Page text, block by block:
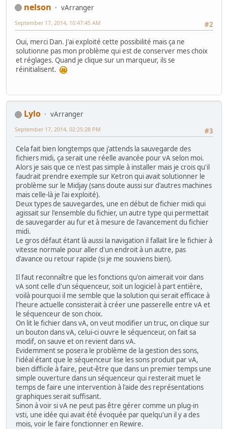
nelson
vArranger
#2
September 17, 2014, 10:47:45 AM
Oui, merci Dan. J'ai exploité cette possibilité mais ça ne
solutionne pas mon problème qui est de conserver mes choix
et réglages. Quand je clique sur un marqueur, ils se
réinitialisent.
Lylo
vArranger
#3
September 17, 2014, 02:25:28 PM
Cela fait bien longtemps que j'attends la sauvegarde des
fichiers midi, ça serait une réelle avancée pour vA selon moi.
Alors je sais que ce n'est pas simple à installer mais je crois qu'il
faudrait prendre exemple sur Ketron qui avait solutionner le
problème sur le Midjay (sans doute aussi sur d'autres machines
mais celle-là je l'ai exploité).
Deux types de sauvegardes, une en début de fichier midi qui
agissait sur l'ensemble du fichier, un autre type qui permettait
de sauvegarder au fur et à mesure de l'avancement du fichier
midi.
Le gros défaut étant là aussi la navigation il fallait lire le fichier à
vitesse normale pour aller d'un endroit à un autre, pas
d'avance ou retour rapide (si je me souviens bien).
Il faut reconnaître que les fonctions qu'on aimerait voir dans
vA sont celle d'un séquenceur, soit un logiciel à part entière,
voilà pourquoi il me semble que la solution qui serait efficace à
l'heure actuelle consisterait à créer une passerelle entre vA et
le séquenceur de son choix.
On lit le fichier dans vA, on veut modifier un truc, on clique sur
un bouton dans vA, celui-ci ouvre le séquenceur, on fait sa
modif, on sauve et on revient dans vA.
Evidemment se posera le problème de la gestion des sons,
l'idéal étant que le séquenceur lise les sons produit par vA,
bien difficile à faire, peut-être que dans un premier temps une
simple ouverture dans un séquenceur qui resterait muet le
temps de faire une intervention à l'aide des représentations
graphiques serait suffisant.
Sinon à voir si vA ne peut pas être gérer comme un plug-in
vsti, une idée qui avait été évoquée par quelqu'un il y a des
mois, voir le faire fonctionner en Rewire.